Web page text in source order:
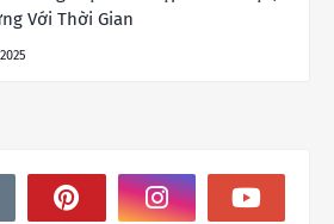
Với Thời Gian